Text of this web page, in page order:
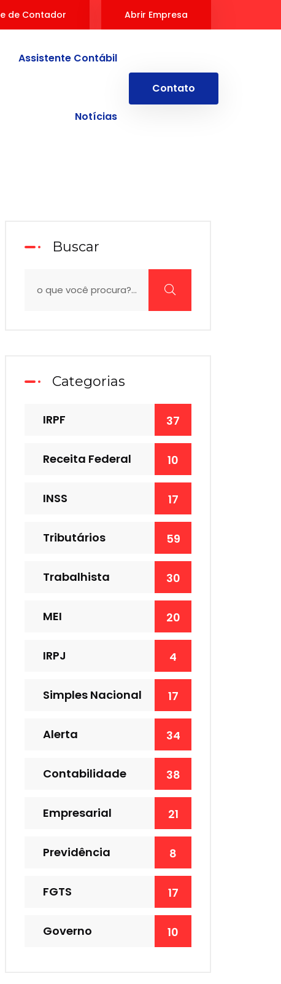
de Contador Abrir Empresa
Assistente Contábil
Notícias
Contato
Buscar
Categorias
IRPF 37
Receita Federal 10
INSS 17
Tributários 59
Trabalhista 30
MEI 20
IRPJ 4
Simples Nacional 17
Alerta 34
Contabilidade 38
Empresarial 21
Previdência 8
FGTS 17
Governo 10